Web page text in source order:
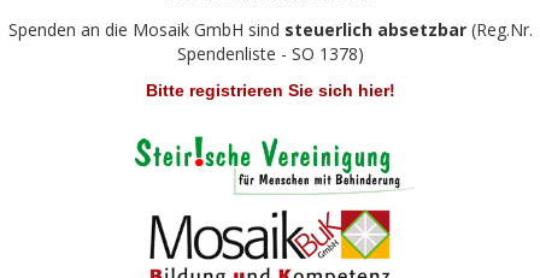
Spenden an die Mosaik GmbH sind steuerlich absetzbar(Reg.Nr.
Spendenliste - SO 1378)
Bitte registrieren Sie sich hier!